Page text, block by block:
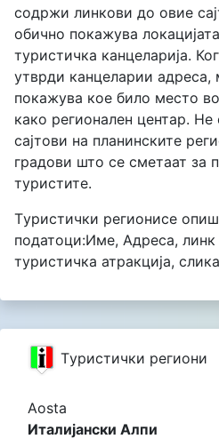
содржи линкови до овие
обично покажува
туристичка канцеларија.
утврди канцеларии адреса,
покажува кое било место
како регионален центар.
сајтови на планинските
градови што се сметаат за
туристите.
Tуристички регионисе
податоци:Име, Адреса, линк
туристичка атракција,
Tуристички региони
Aosta
Италијански Алпи